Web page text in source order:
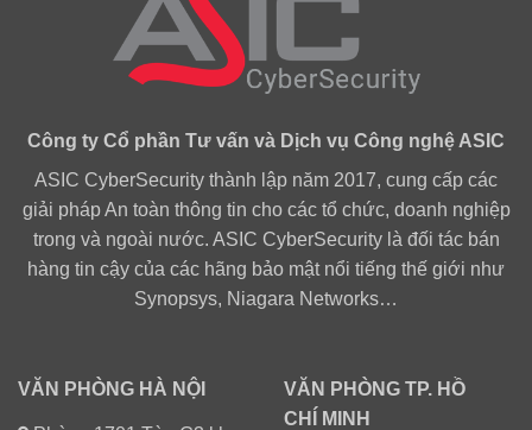
Công ty Cổ phần Tư vấn và Dịch vụ Công nghệ ASIC
ASIC CyberSecurity thành lập năm 2017, cung cấp các
giải pháp An toàn thông tin cho các tổ chức, doanh nghiệp
trong và ngoài nước. ASIC CyberSecurity là đối tác bán
hàng tin cậy của các hãng bảo mật nổi tiếng thế giới như
Synopsys, Niagara Networks…
VĂN PHÒNG HÀ NỘI
VĂN PHÒNG TP. HỒ
CHÍ MINH